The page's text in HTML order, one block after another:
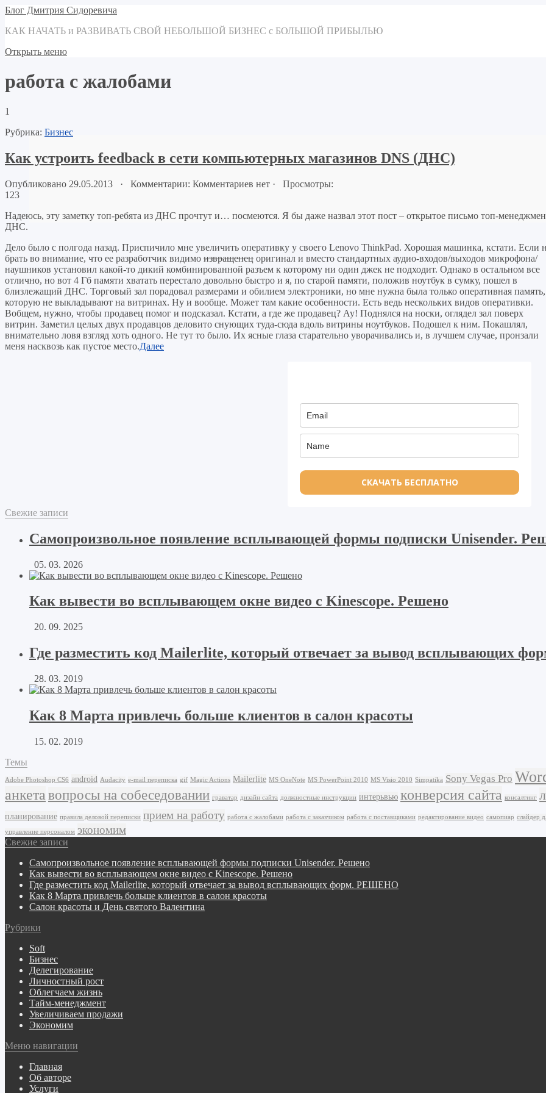
Блог Дмитрия Сидоревича
КАК НАЧАТЬ и РАЗВИВАТЬ СВОЙ НЕБОЛЬШОЙ БИЗНЕС с БОЛЬШОЙ ПРИБЫЛЬЮ
Открыть меню
работа с жалобами
1
Рубрика: Бизнес
Как устроить feedback в сети компьютерных магазинов DNS (ДНС)
Опубликовано 29.05.2013 · Комментарии: Комментариев нет · Просмотры:
123
Надеюсь, эту заметку топ-ребята из ДНС прочтут и… посмеются. Я бы даже назвал этот пост – открытое письмо топ-
ДНС.
Дело было с полгода назад. Приспичило мне увеличить оперативку у своего Lenovo ThinkPad. Хорошая машинка, кстати. Если
брать во внимание, что ее разработчик видимо извращенец оригинал и вместо стандартных аудио-входов/выходов микрофона/
наушников установил какой-то дикий комбинированной разъем к которому ни один джек не подходит. Однако в остальном все
отлично, но вот 4 Гб памяти хватать перестало довольно быстро и я, по старой памяти, положив ноутбук в сумку, пошел в
близлежащий ДНС. Торговый зал порадовал размерами и обилием электроники, но мне нужна была только оперативная память,
которую не выкладывают на витринах. Ну и вообще. Может там какие особенности. Есть ведь нескольких видов оперативки.
Вобщем, нужно, чтобы продавец помог и подсказал. Кстати, а где же продавец? Ау! Поднялся на носки, оглядел зал поверх
витрин. Заметил целых двух продавцов деловито снующих туда-сюда вдоль витрины ноутбуков. Подошел к ним. Покашлял,
внимательно ловя взгляд хоть одного. Не тут то было. Их ясные глаза старательно уворачивались и, в лучшем случае, пронзали
меня насквозь как пустое место.Далее
СКАЧАТЬ БЕСПЛАТНО
Свежие записи
Самопроизвольное появление всплывающей формы подписки Unisender.
05. 03. 2026
Как вывести во всплывающем окне видео с Kinescope. Решено
20. 09. 2025
Где разместить код Mailerlite, который отвечает за вывод всплывающих
28. 03. 2019
Как 8 Марта привлечь больше клиентов в салон красоты
15. 02. 2019
Темы
Adobe Photoshop CS6 android Audacity e-mail переписка gif Magic Actions Mailerlite MS OneNote MS PowerPoint 2010 MS Visio 2010 Simpatika Sony Vegas Pro
анкета вопросы на собеседовании граватар дизайн сайта должностные инструкции интерьвью конверсия сайта консалтинг
планирование правила деловой переписки прием на работу работа с жалобами работа с заказчиком работа с поставщиками редактирование видео самопиар слайдер
управление персоналом экономим
Свежие записи
Самопроизвольное появление всплывающей формы подписки Unisender. Решено
Как вывести во всплывающем окне видео с Kinescope. Решено
Где разместить код Mailerlite, который отвечает за вывод всплывающих форм. РЕШЕНО
Как 8 Марта привлечь больше клиентов в салон красоты
Салон красоты и День святого Валентина
Рубрики
Soft
Бизнес
Делегирование
Личностный рост
Облегчаем жизнь
Тайм-менеджмент
Увеличиваем продажи
Экономим
Меню навигации
Главная
Об авторе
Услуги